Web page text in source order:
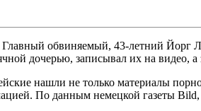
обвиняемый, 43-летний Йорг
дочерью, записывал их на видео,
нашли не только материалы
По данным немецкой газеты Bild,